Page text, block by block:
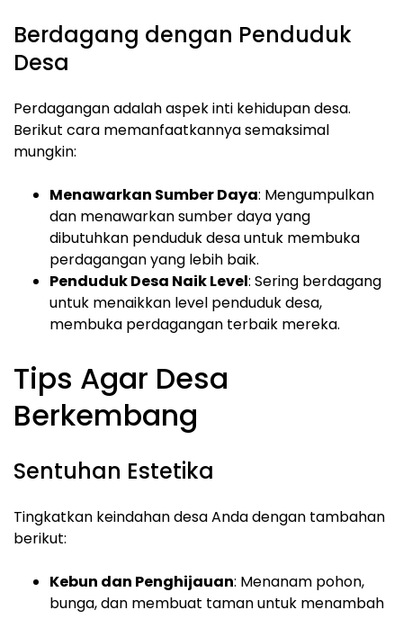
Berdagang dengan Penduduk
Desa
Perdagangan adalah aspek inti kehidupan desa.
Berikut cara memanfaatkannya semaksimal
mungkin:
Menawarkan Sumber Daya: Mengumpulkan
dan menawarkan sumber daya yang
dibutuhkan penduduk desa untuk membuka
perdagangan yang lebih baik.
Penduduk Desa Naik Level: Sering berdagang
untuk menaikkan level penduduk desa,
membuka perdagangan terbaik mereka.
Tips Agar Desa
Berkembang
Sentuhan Estetika
Tingkatkan keindahan desa Anda dengan tambahan
berikut:
Kebun dan Penghijauan: Menanam pohon,
bunga, dan membuat taman untuk menambah